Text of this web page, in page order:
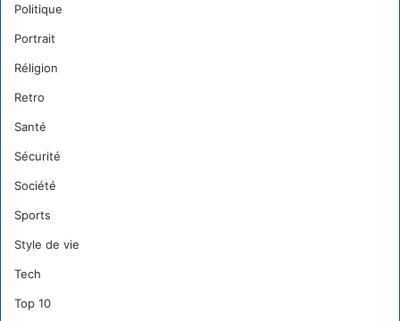
Politique
Portrait
Réligion
Retro
Santé
Sécurité
Société
Sports
Style de vie
Tech
Top 10